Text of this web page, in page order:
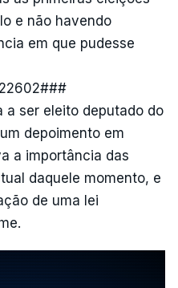
e não havendo
em que pudesse
a ser eleito deputado do
depoimento em
a importância das
daquele momento, e
de uma lei